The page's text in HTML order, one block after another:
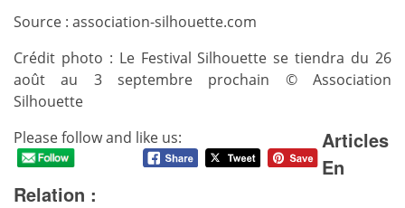
Source : association-silhouette.com
Crédit photo : Le Festival Silhouette se tiendra du 26
août au 3 septembre prochain © Association
Silhouette
Please follow and like us:
Articles
En
Relation :